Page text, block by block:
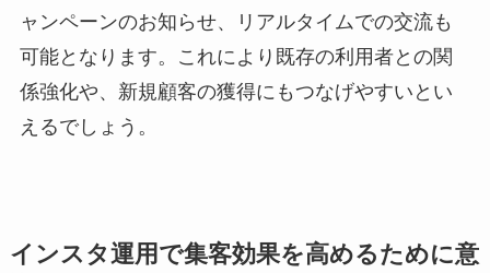
ャンペーンのお知らせ、リアルタイムでの交流も
可能となります。これにより既存の利用者との関
係強化や、新規顧客の獲得にもつなげやすいとい
えるでしょう。
インスタ運用で集客効果を高めるために意